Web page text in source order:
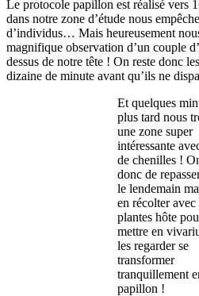
Le protocole papillon est réalisé vers
dans notre zone d’étude nous
d’individus… Mais heureusement
magnifique observation d’un couple
dessus de notre tête ! On reste donc
dizaine de minute avant qu’ils ne
Et quelques
plus tard nous
une zone super
intéressante
de chenilles !
donc de
le lendemain
en récolter avec
plantes hôte
mettre en
les regarder se
transformer
tranquillement
papillon !